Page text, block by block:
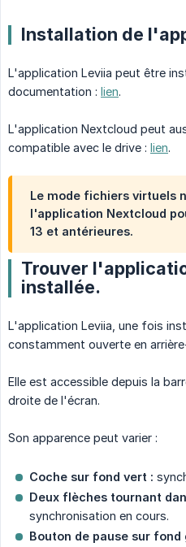
Installation de
L'application Leviia peut être
documentation : lien.
L'application Nextcloud peut
compatible avec le drive : lien.
Le mode fichiers virtuels
l'application Nextcloud
13 et antérieures.
Trouver
installée.
L'application Leviia, une fois
constamment ouverte en
Elle est accessible depuis la
droite de l'écran.
Son apparence peut varier :
Coche sur fond vert :
Deux flèches tournant
synchronisation en cours.
Bouton de pause sur fond